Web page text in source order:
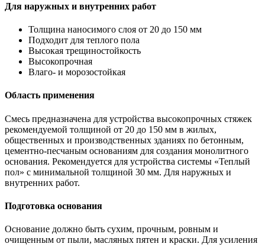
Для наружных и внутренних работ
Толщина наносимого слоя от 20 до 150 мм
Подходит для теплого пола
Высокая трещиностойкость
Высокопрочная
Влаго- и морозостойкая
Область применения
Смесь предназначена для устройства высокопрочных стяжек
рекомендуемой толщиной от 20 до 150 мм в жилых,
общественных и производственных зданиях по бетонным,
цементно-песчаным основаниям для создания монолитного
основания. Рекомендуется для устройства системы «Теплый
пол» с минимальной толщиной 30 мм. Для наружных и
внутренних работ.
Подготовка основания
Основание должно быть сухим, прочным, ровным и
очищенным от пыли, масляных пятен и краски. Для усиления